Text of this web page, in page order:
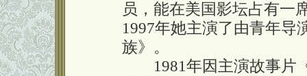
员，能在美国影坛占有一
1997年她主演了由青年导
族》。
1981年因主演故事片